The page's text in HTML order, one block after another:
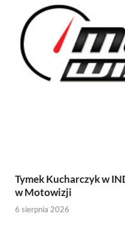
Tymek Kucharczyk w
w Motowizji
6 sierpnia 2026